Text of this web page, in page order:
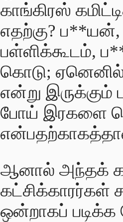
காங்கிரஸ்
எதற்கு? ப**யன்,
பள்ளிக்கூடம்,
கொடு; ஏனெனில்
என்று
போய் இரகளை
ஆனால் அந்தக்
கட்சிக்காரர்கள்
ஒன்றாகப் படிக்க